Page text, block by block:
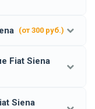
(от 300 руб.)
Fiat Siena
Siena